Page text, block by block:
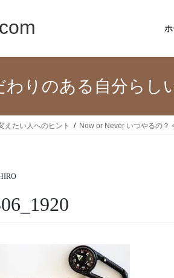
りのある自分らし
えたい人へのヒント Now or Never いつやるの？